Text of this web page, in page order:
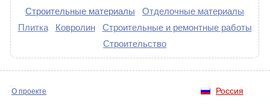
Строительные материалы
Отделочные материалы
Плитка
Ковролин
Строительные и ремонтные работы
Строительство
Россия
О проекте